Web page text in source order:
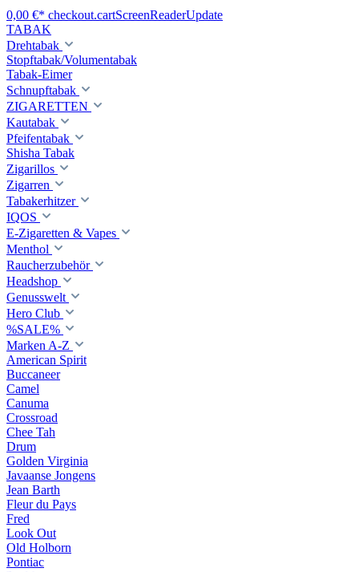
0,00 €* checkout.cartScreenReaderUpdate
TABAK
Drehtabak
Stopftabak/Volumentabak
Tabak-Eimer
Schnupftabak
ZIGARETTEN
Kautabak
Pfeifentabak
Shisha Tabak
Zigarillos
Zigarren
Tabakerhitzer
IQOS
E-Zigaretten & Vapes
Menthol
Raucherzubehör
Headshop
Genusswelt
Hero Club
%SALE%
Marken A-Z
American Spirit
Buccaneer
Camel
Canuma
Crossroad
Сhee Tah
Drum
Golden Virginia
Javaanse Jongens
Jean Barth
Fleur du Pays
Fred
Look Out
Old Holborn
Pontiac